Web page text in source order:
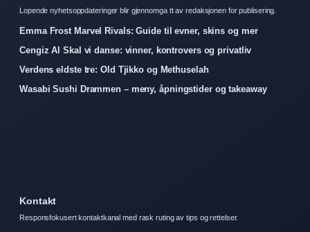
Lopende nyhetsoppdateringer blir gjennomga tt av redaksjonen for publisering.
Emma Frost Marvel Rivals: Guide til evner, skins og mer
Cengiz Al Skal vi danse: vinner, kontrovers og privatliv
Verdens eldste tre: Old Tjikko og Methuselah
Wasabi Sushi Drammen – meny, åpningstider og takeaway
Kontakt
Responsfokusert kontaktkanal med rask ruting av tips og rettelser.